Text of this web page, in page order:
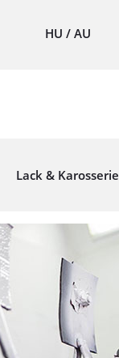
HU / AU
Lack & Karosserie